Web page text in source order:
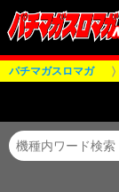
パチマガスロマガ